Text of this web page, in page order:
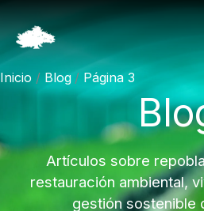
contenido
Inicio Blog Página 3
Artículos sobre
restauración ambiental,
gestión sostenible